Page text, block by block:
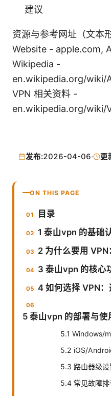
建议
资源与参考网址（文本
Website - apple.com,
Wikipedia -
en.wikipedia.org/wiki/
VPN 相关资料 -
en.wikipedia.org/wiki/
发布:2026-04-06· 更
ON THIS PAGE
目录
1 泰山vpn 的基础
2 为什么要用
3 泰山vpn 的核心
4 如何选择 VPN
5 泰山vpn 的部署与使
5.1 Windows/
5.2 iOS/
5.3 路由器级设
5.4 常见故障排